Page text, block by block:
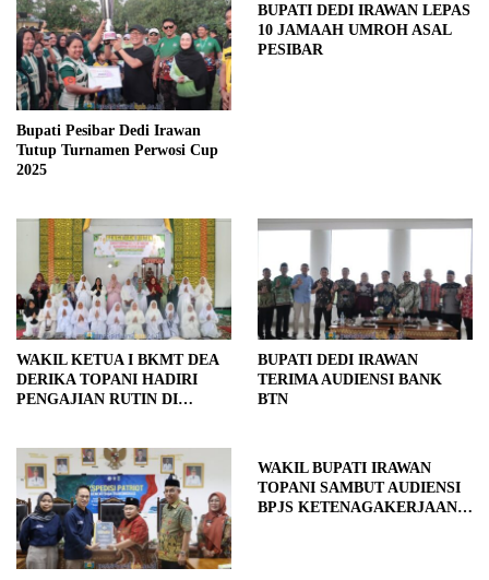
Bupati Pesibar Dedi Irawan
Tutup Turnamen Perwosi Cup
2025
BUPATI DEDI IRAWAN LEPAS
10 JAMAAH UMROH ASAL
PESIBAR
WAKIL KETUA I BKMT DEA
DERIKA TOPANI HADIRI
PENGAJIAN RUTIN DI
BUPATI DEDI IRAWAN
TERIMA AUDIENSI BANK
BTN
WAKIL BUPATI IRAWAN
TOPANI SAMBUT AUDIENSI
BPJS KETENAGAKERJAAN